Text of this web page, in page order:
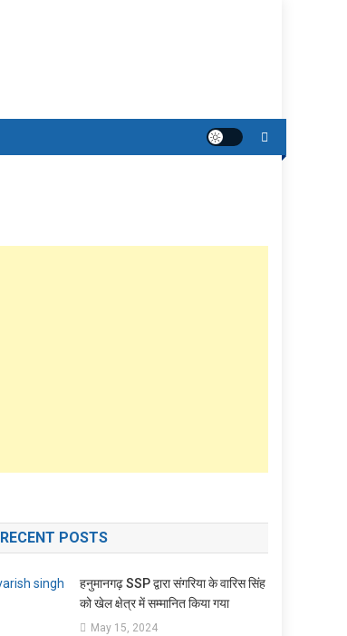
RECENT POSTS
हनुमानगढ़ SSP द्वारा संगरिया के वारिस सिंह
को खेल क्षेत्र में सम्मानित किया गया
May 15, 2024